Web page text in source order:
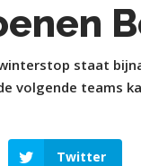
winterstop staat
volgende teams
Twitter